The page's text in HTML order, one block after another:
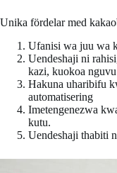
Unika fördelar med
Ufanisi wa juu wa
Uendeshaji ni
kazi, kuokoa
Hakuna uharibifu
automatisering
Imetengenezwa
kutu.
Uendeshaji thabiti